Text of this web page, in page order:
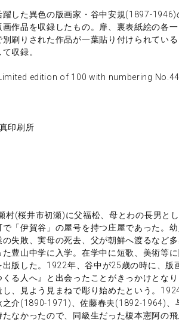
躍した異色の版画家・谷中安規(1897-
画作品を収録したもの。扉、裏表紙絵の各
刷りされた作品が一葉貼り付けられてい
収録。
edition of 100 with numbering No.44
印刷所
村(桜井市初瀬)に父福松、母とわの長男と
「伊賀谷」の屋号を持つ庄屋であった。
失敗、実母の死去、父が朝鮮へ渡るなど
豊山中学に入学。在学中に短歌、美術等
出版した。1922年、谷中が25歳の時に、
る人へ』と出会ったことがきっかけとな
、見よう見まねで彫り始めたという。
之介(1890-1971)、佐藤春夫(1892-1964)、
なかったので、同級生だった榎本憲阿の